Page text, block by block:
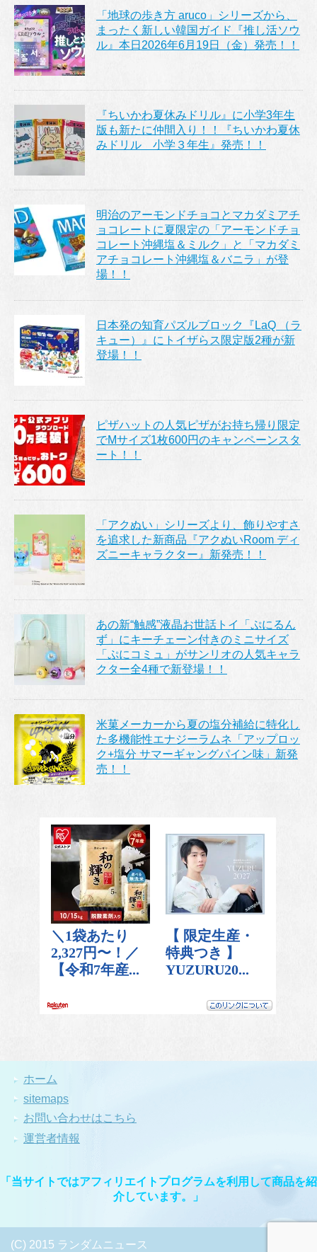
「地球の歩き方 aruco」シリーズから、
まったく新しい韓国ガイド『推し活ソウ
ル』本日2026年6月19日（金）発売！！
『ちいかわ夏休みドリル』に小学3年生
版も新たに仲間入り！！『ちいかわ夏休
みドリル 小学３年生』発売！！
明治のアーモンドチョコとマカダミアチ
ョコレートに夏限定の「アーモンドチョ
コレート沖縄塩＆ミルク」と「マカダミ
アチョコレート沖縄塩＆バニラ」が登
場！！
日本発の知育パズルブロック『LaQ （ラ
キュー）』にトイザらス限定版2種が新
登場！！
ピザハットの人気ピザがお持ち帰り限定
でMサイズ1枚600円のキャンペーンスタ
ート！！
「アクぬい」シリーズより、飾りやすさ
を追求した新商品『アクぬいRoom ディ
ズニーキャラクター』新発売！！
あの新“触感”液晶お世話トイ「ぷにるん
ず」にキーチェーン付きのミニサイズ
「ぷにコミュ」がサンリオの人気キャラ
クター全4種で新登場！！
米菓メーカーから夏の塩分補給に特化し
た多機能性エナジーラムネ「アップロッ
ク+塩分 サマーギャングパイン味」新発
売！！
ホーム
sitemaps
お問い合わせはこちら
運営者情報
「当サイトではアフィリエイトプログラムを利用して商品を紹
介しています。」
(C) 2015 ランダムニュース